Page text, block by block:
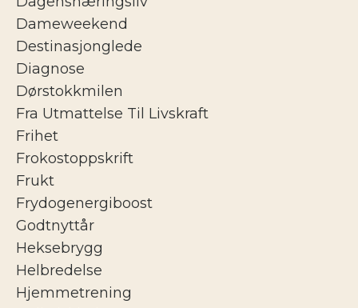
Dameweekend
Destinasjonglede
Diagnose
Dørstokkmilen
Fra Utmattelse Til Livskraft
Frihet
Frokostoppskrift
Frukt
Frydogenergiboost
Godtnyttår
Heksebrygg
Helbredelse
Hjemmetrening